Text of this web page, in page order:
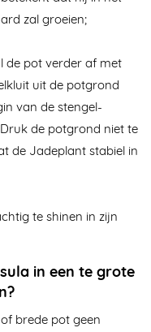
zal groeien;
de pot verder af met
uit de potgrond
van de stengel-
de potgrond niet te
de Jadeplant stabiel in
te shinen in zijn
in een te grote
brede pot geen